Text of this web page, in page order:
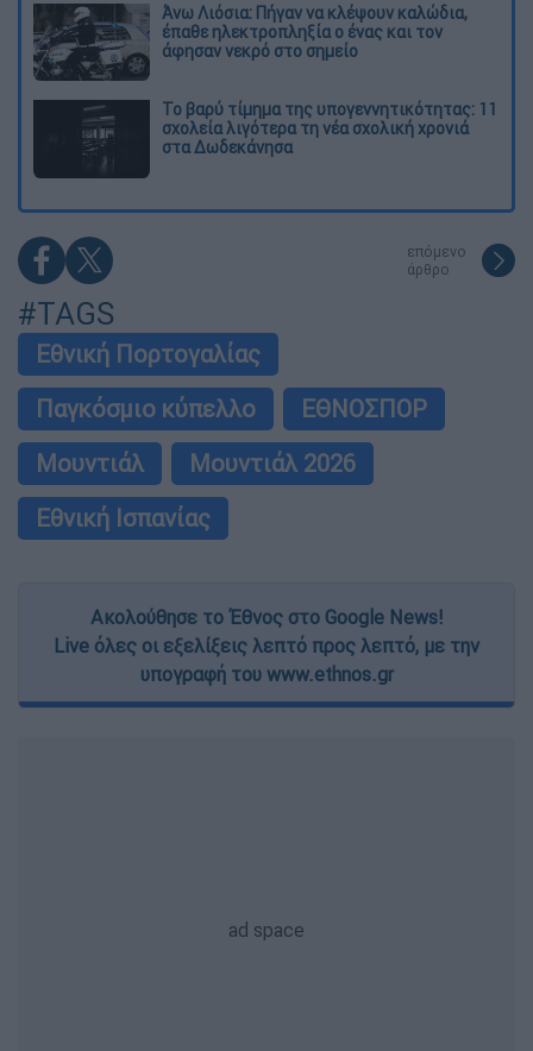
Άνω Λιόσια: Πήγαν να κλέψουν καλώδια,
έπαθε ηλεκτροπληξία ο ένας και τον
άφησαν νεκρό στο σημείο
Το βαρύ τίμημα της υπογεννητικότητας: 11
σχολεία λιγότερα τη νέα σχολική χρονιά
στα Δωδεκάνησα
επόμενο
άρθρο
#TAGS
Εθνική Πορτογαλίας
Παγκόσμιο κύπελλο
ΕΘΝΟΣΠΟΡ
Μουντιάλ
Μουντιάλ 2026
Εθνική Ισπανίας
Ακολούθησε το Έθνος στο Google News!
Live όλες οι εξελίξεις λεπτό προς λεπτό, με την
υπογραφή του www.ethnos.gr